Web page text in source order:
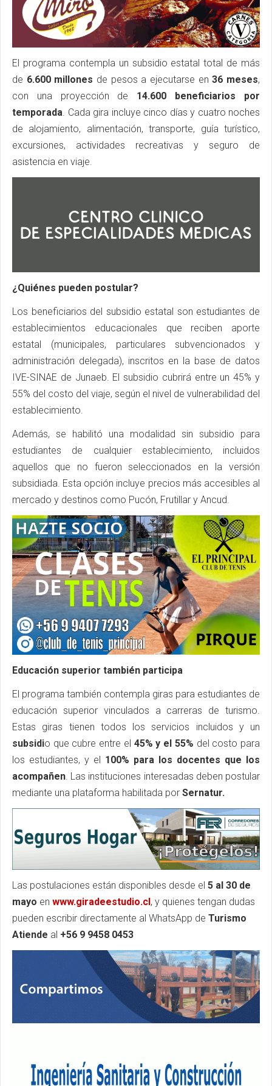
El programa contempla un subsidio estatal total de más
de 6.600 millones de pesos a ejecutarse en36 meses,
con una proyección de 14.600
beneficiarios por
temporada. Cada gira incluye cinco días y cuatro noches
de alojamiento, alimentación, transporte, guía turístico,
excursiones, actividades recreativas y seguro de
asistencia en viaje.
¿Quiénes pueden postular?
Los beneficiarios del subsidio estatal son estudiantes de
establecimientos educacionales que reciben aporte
estatal (municipales, particulares subvencionados y
administración delegada), inscritos en la base de datos
IVE-SINAE de Junaeb. El subsidio cubrirá entre un 45% y
55% del costo del viaje, según el nivel de vulnerabilidad del
establecimiento.
Además, se habilitó una modalidad sin subsidio para
estudiantes de cualquier establecimiento, incluidos
aquellos que no fueron seleccionados en la versión
subsidiada. Esta opción incluye precios más accesibles al
mercado y destinos como Pucón, Frutillar y Ancud.
Educación superior también participa
El programa también contempla giras para estudiantes de
educación superior vinculados a carreras de turismo.
Estas giras tienen todos los servicios incluidos y un
subsidio que cubre entre el 45% y el 55% del costo para
los estudiantes, y el 100% para los docentes que los
acompañen. Las instituciones interesadas deben postular
mediante una plataforma habilitada por Sernatur.
Las postulaciones están disponibles desde el 5 al 30 de
mayo en www.giradeestudio.cl , y quienes tengan dudas
pueden escribir directamente al WhatsApp de Turismo
Atiende al +56 9 9458 0453